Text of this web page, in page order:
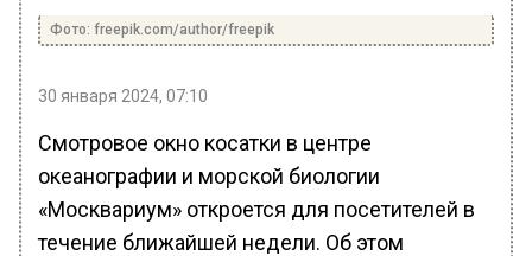
Фото: freepik.com/author/freepik
30 января 2024, 07:10
Смотровое окно косатки в центре
океанографии и морской биологии
«Москвариум» откроется для посетителей в
течение ближайшей недели. Об этом